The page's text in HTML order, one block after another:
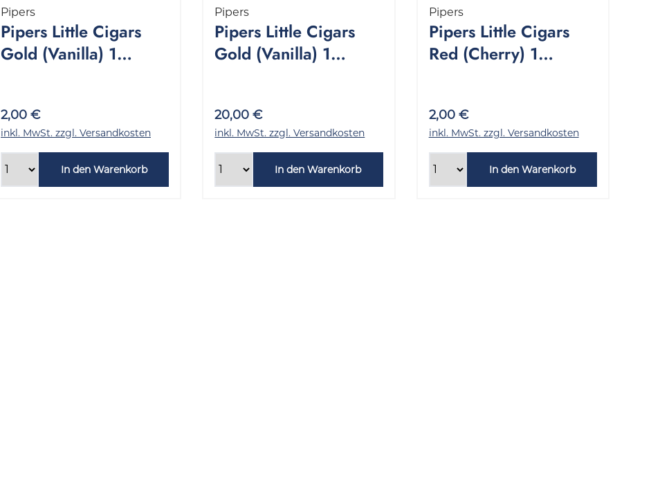
Pipers
Pipers Little Cigars
Gold (Vanilla) 1
2,00 €
inkl. MwSt. zzgl. Versandkosten
In den Warenkorb
Pipers
Pipers Little Cigars
Gold (Vanilla) 1
20,00 €
inkl. MwSt. zzgl. Versandkosten
In den Warenkorb
Pipers
Pipers Little Cigars
Red (Cherry) 1
2,00 €
inkl. MwSt. zzgl. Versandkosten
In den Warenkorb